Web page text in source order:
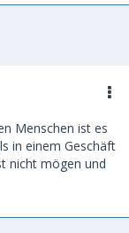
Menschen ist es
in einem Geschäft
nicht mögen und